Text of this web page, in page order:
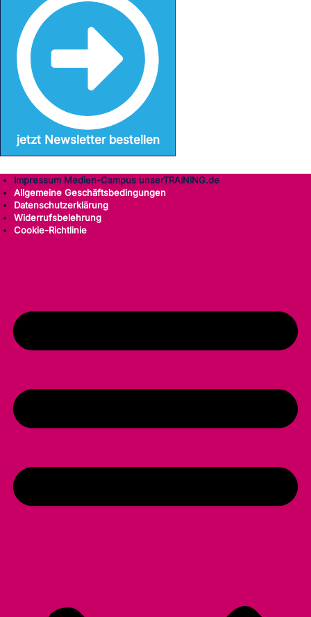
jetzt Newsletter bestellen
Impressum Medien-Campus unserTRAINING.de
Allgemeine Geschäftsbedingungen
Datenschutzerklärung
Widerrufsbelehrung
Cookie-Richtlinie